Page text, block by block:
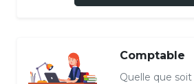
Comptable
Quelle que soit